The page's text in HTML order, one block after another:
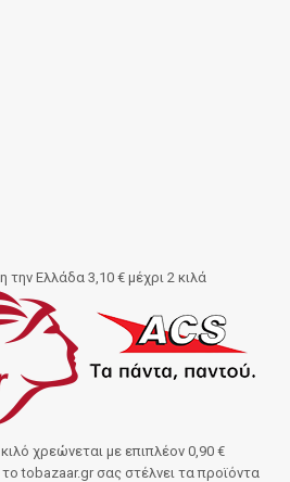
Ελλάδα 3,10 € μέχρι 2 κιλά
χρεώνεται με επιπλέον 0,90 €
τοtobazaar.grσας στέλνει τα προϊόντα